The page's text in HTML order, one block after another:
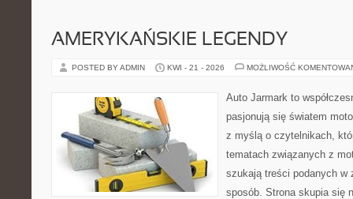
AMERYKAŃSKIE LEGENDY
POSTED BY ADMIN KWI - 21 - 2026 MOŻLIWOŚĆ
Auto Jarmark to
pasjonują się światem
z myślą o czytelnikach,
tematach związanych z
szukają treści podanych w
sposób. Strona skupia się